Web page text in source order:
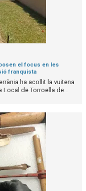
el focus en les
franquista
ha acollit la vuitena
de Torroella de...